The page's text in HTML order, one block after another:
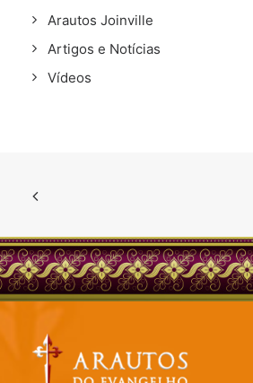
Arautos Joinville
Artigos e Notícias
Vídeos